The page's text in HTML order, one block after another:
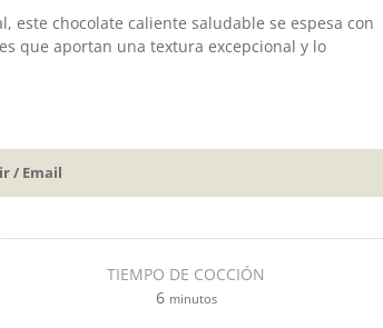
este chocolate caliente saludable se espesa con
que aportan una textura excepcional y lo
/ Email
TIEMPO DE COCCIÓN
6mminutos